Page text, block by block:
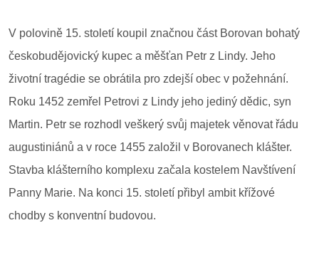
V polovině 15. století koupil značnou část Borovan bohatý
českobudějovický kupec a měšťan Petr z Lindy. Jeho
životní tragédie se obrátila pro zdejší obec v požehnání.
Roku 1452 zemřel Petrovi z Lindy jeho jediný dědic, syn
Martin. Petr se rozhodl veškerý svůj majetek věnovat řádu
augustiniánů a v roce 1455 založil v Borovanech klášter.
Stavba klášterního komplexu začala kostelem Navštívení
Panny Marie. Na konci 15. století přibyl ambit křížové
chodby s konventní budovou.